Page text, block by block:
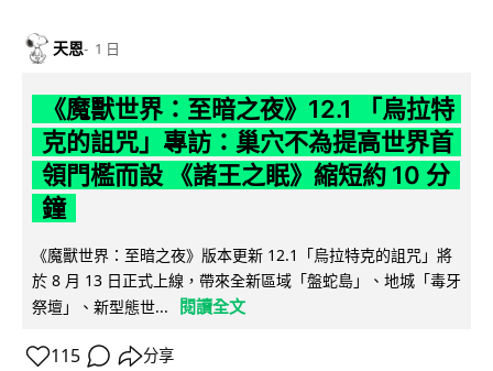
天恩 1 日
《魔獸世界：至暗之夜》12.1 「烏拉特
克的詛咒」專訪：巢穴不為提高世界首
領門檻而設 《諸王之眠》縮短約 10 分
鐘
《魔獸世界：至暗之夜》版本更新 12.1「烏拉特克的詛咒」將
於 8 月 13 日正式上線，帶來全新區域「盤蛇島」、地城「毒牙
祭壇」、新型態世...
閱讀全文
115 分享